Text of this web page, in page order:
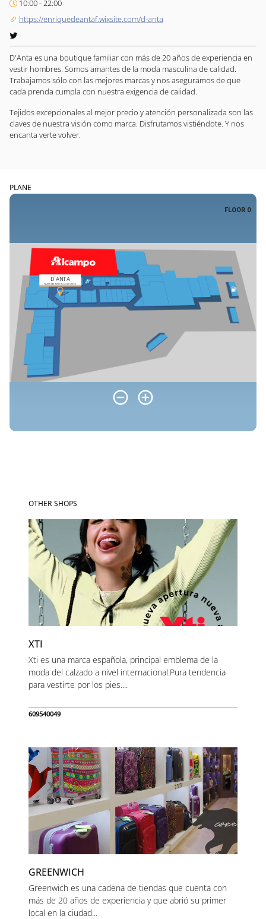
10:00 - 22:00
https://enriquedeantaf.wixsite.com/d-anta
D'Anta es una boutique familiar con más de 20 años de experiencia en
vestir hombres. Somos amantes de la moda masculina de calidad.
Trabajamos sólo con las mejores marcas y nos aseguramos de que
cada prenda cumpla con nuestra exigencia de calidad.
Tejidos excepcionales al mejor precio y atención personalizada son las
claves de nuestra visión como marca. Disfrutamos vistiéndote. Y nos
encanta verte volver.
PLANE
OTHER SHOPS
XTI
Xti es una marca española, principal emblema de la
moda del calzado a nivel internacional.Pura tendencia
para vestirte por los pies....
609540049
GREENWICH
Greenwich es una cadena de tiendas que cuenta con
más de 20 años de experiencia y que abrió su primer
local en la ciudad...